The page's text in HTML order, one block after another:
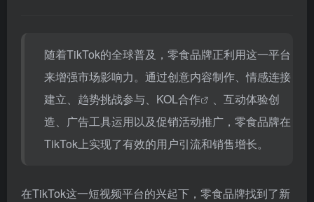
随着TikTok的全球普及，零食品牌正利用这一平台
来增强市场影响力。通过创意内容制作、情感连接
建立、趋势挑战参与、 KOL合作
、互动体验创
造、广告工具运用以及促销活动推广，零食品牌在
TikTok上实现了有效的用户引流和销售增长。
在TikTok这一短视频平台的兴起下，零食品牌找到了新